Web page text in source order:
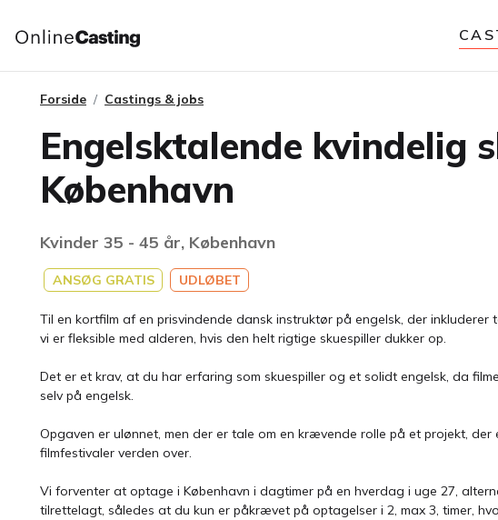
Forside Castings & jobs
Engelsktalende
København
Kvinder 35 - 45 år, København
ANSØG GRATIS UDLØBET
Til en kortfilm af en prisvindende dansk instruktør på engelsk, der
vi er fleksible med alderen, hvis den helt rigtige skuespiller dukker op.
Det er et krav, at du har erfaring som skuespiller og et solidt engelsk, da
selv på engelsk.
Opgaven er ulønnet, men der er tale om en krævende rolle på et projekt,
filmfestivaler verden over.
Vi forventer at optage i København i dagtimer på en hverdag i uge 27,
tilrettelagt, således at du kun er påkrævet på optagelser i 2, max 3, timer,